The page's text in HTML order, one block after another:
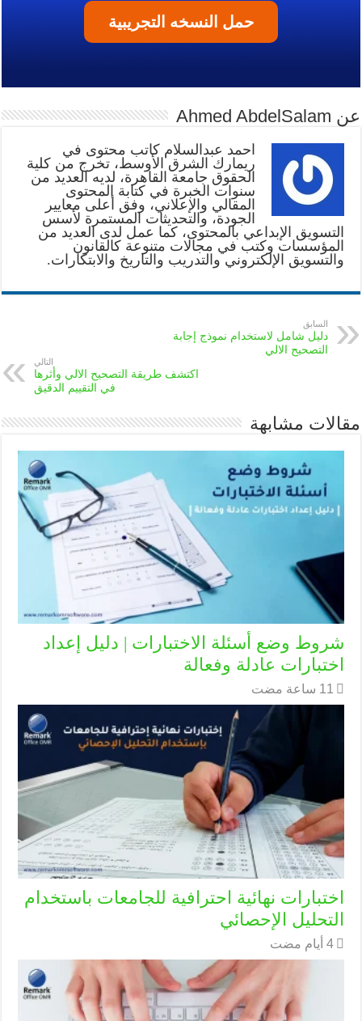
حمل النسخه التجريبية
عن Ahmed AbdelSalam
أحمد عبدالسلام كاتب محتوى في
ريمارك الشرق الأوسط، تخرج من كلية
الحقوق جامعة القاهرة، لديه العديد من
سنوات الخبرة في كتابة المحتوى
المقالي والإعلاني، وفق أعلى معايير
الجودة، والتحديثات المستمرة لأسس
التسويق الإبداعي بالمحتوى، كما عمل لدى العديد من
المؤسسات وكتب في مجالات متنوعة كالقانون
والتسويق الإلكتروني والتدريب والتاريخ والابتكارات.
السابق
دليل شامل لاستخدام نموذج إجابة
التصحيح الالي
التالي
اكتشف طريقة التصحيح الالي وأثرها
في التقييم الدقيق
مقالات مشابهة
شروط وضع أسئلة الاختبارات | دليل إعداد
اختبارات عادلة وفعالة
اختبارات نهائية احترافية للجامعات باستخدام
التحليل الإحصائي
‏4 أيام مضت